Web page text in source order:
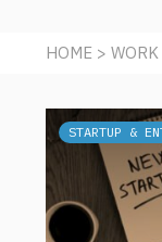
HOME >